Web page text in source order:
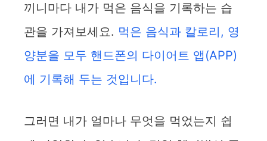
끼니마다 내가 먹은 음식을 기록하는 습
관을 가져보세요. 먹은 음식과 칼로리, 영
양분을 모두 핸드폰의 다이어트 앱(APP)
에 기록해 두는 것입니다.
그러면 내가 얼마나 무엇을 먹었는지 쉽